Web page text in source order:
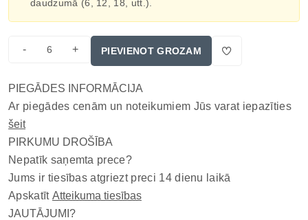
daudzumā (6, 12, 18, utt.).
- + PIEVIENOT GROZAM
PIEGĀDES INFORMĀCIJA
Ar piegādes cenām un noteikumiem Jūs varat iepazīties
šeit
PIRKUMU DROŠĪBA
Nepatīk saņemta prece?
Jums ir tiesības atgriezt preci 14 dienu laikā
Apskatīt Atteikuma tiesības
JAUTĀJUMI?